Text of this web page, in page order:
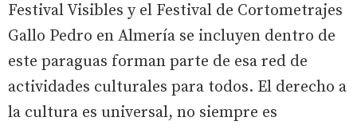
Festival Visibles y el Festival de Cortometrajes
Gallo Pedro en Almería se incluyen dentro de
este paraguas forman parte de esa red de
actividades culturales para todos. El derecho a
la cultura es universal, no siempre es